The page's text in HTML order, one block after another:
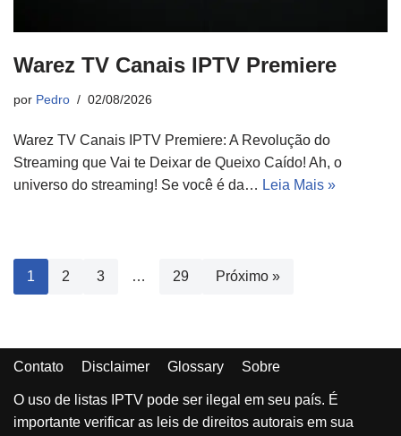
Warez TV Canais IPTV Premiere
por Pedro 02/08/2026
Warez TV Canais IPTV Premiere: A Revolução do
Streaming que Vai te Deixar de Queixo Caído! Ah, o
universo do streaming! Se você é da… Leia Mais »
1 2 3 … 29 Próximo »
Contato Disclaimer Glossary Sobre
O uso de listas IPTV pode ser ilegal em seu país. É
importante verificar as leis de direitos autorais em sua